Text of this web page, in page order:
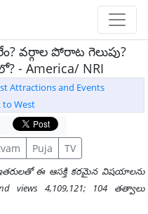
వర్గాల పోరాట గెలుపు?
- America/ NRI
Attractions and Events
to West
Puja TV
ఈ ఆసక్తి కరమైన విషయాలను
views 4,109,121; 104 తత్వాలు